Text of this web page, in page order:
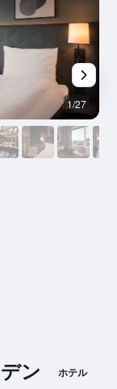
ン ホテル
1/27